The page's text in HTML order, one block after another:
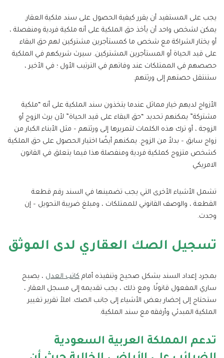
يجب على المستفيد أن يقرر كيفية الحصول على سند ملكية العقار.
يمكن لشخص واحد أن يأخذ حق الملكية على أنه ملكية فردية ومنفصلة ،
أو يختار الشراكة مع شخص ما كمستأجرين مشتركين لهم حق البقاء
على قيد الحياة أو المستأجرين المشتركين. سيرث شريكهم في الملكية
حصصهم في الممتلكات عند وفاتهم في الترتيب الأول ؛ في الأخير ،
ستنتقل حصتهم إلى ورثتهم.
الأزواج لديهم خيار مماثل عندما يتخذون سند الملكية على أنه “ملكية
مشتركة” يمكنهم تحديد “حق البقاء على قيد الحياة” لأن يرث الزوج أو
الزوجة ، أو ترك هذه الكلمات لتمريرها إلى ورثتهم – مثل الأبناء الكبار من
زواج سابق – بدلاً من الزوج. يمكنهم أيضًا اختيار الحصول على حق الملكية
كشخص متزوج كملكية فردية ومنفصلة هذا فيما يتعلق في القانون
الامريكي
تشمل الأشياء الأخرى التي يجب تضمينها في السند رقم قطعة
القطعة ، والوصف القانوني للممتلكات ، ومبلغ ضريبة التحويل – إن
وجدت.
تسجيل الصك العقاري لدى الموثق
بمجرد إعداد السند بشكل صحيح وتنفيذه أمام كاتب العدل ، يصبح
ساري المفعول قانونًا. ومع ذلك ، يجب تقديمه إلى مسجل العقار ،
ستحتاج إلى إحضار بعض الأشياء إلى جانب الصك. املأ تقرير تغيير
الملكية المبدئي وأرفقه مع سند الملكية.
تدعم المملكة العربية السعودية